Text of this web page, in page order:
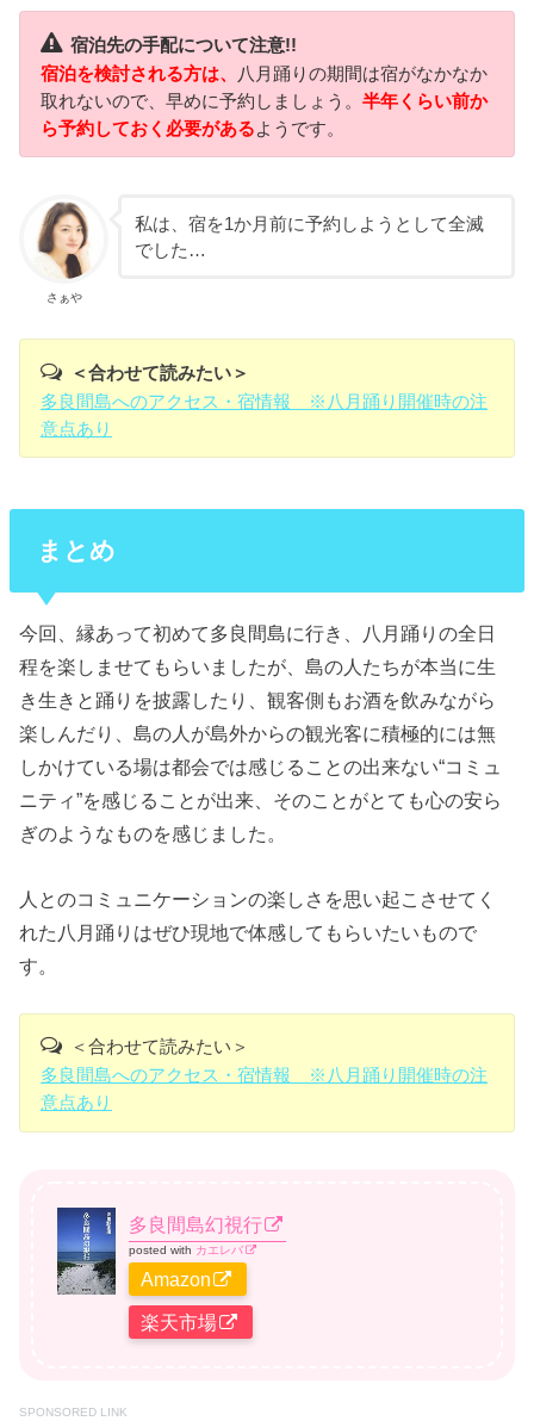
宿泊先の手配について注意!!
宿泊を検討される方は、
八月踊りの期間は宿がなかなか
取れないので、早めに予約しましょう。半年くらい前か
ら予約しておく必要があるようです。
さぁや
私は、宿を1か月前に予約しようとして全滅
でした…
＜合わせて読みたい＞
多良間島へのアクセス・宿情報 ※八月踊り開催時の注
意点あり
まとめ
今回、縁あって初めて多良間島に行き、八月踊りの全日
程を楽しませてもらいましたが、島の人たちが本当に生
き生きと踊りを披露したり、観客側もお酒を飲みながら
楽しんだり、島の人が島外からの観光客に積極的には無
しかけている場は都会では感じることの出来ない“コミュ
ニティ”を感じることが出来、そのことがとても心の安ら
ぎのようなものを感じました。
人とのコミュニケーションの楽しさを思い起こさせてく
れた八月踊りはぜひ現地で体感してもらいたいもので
す。
＜合わせて読みたい＞
多良間島へのアクセス・宿情報 ※八月踊り開催時の注
意点あり
多良間島幻視行
posted with カエレバ
Amazon
楽天市場
SPONSORED LINK